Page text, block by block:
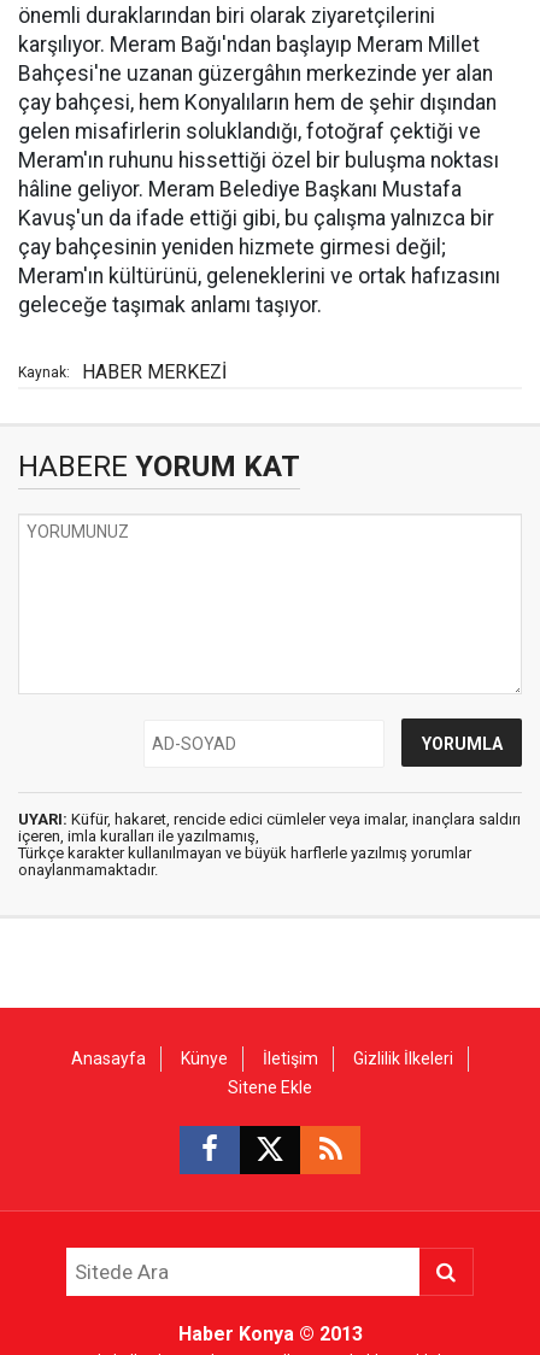
önemli duraklarından biri olarak ziyaretçilerini
karşılıyor. Meram Bağı'ndan başlayıp Meram Millet
Bahçesi'ne uzanan güzergâhın merkezinde yer alan
çay bahçesi, hem Konyalıların hem de şehir dışından
gelen misafirlerin soluklandığı, fotoğraf çektiği ve
Meram'ın ruhunu hissettiği özel bir buluşma noktası
hâline geliyor. Meram Belediye Başkanı Mustafa
Kavuş'un da ifade ettiği gibi, bu çalışma yalnızca bir
çay bahçesinin yeniden hizmete girmesi değil;
Meram'ın kültürünü, geleneklerini ve ortak hafızasını
geleceğe taşımak anlamı taşıyor.
Kaynak: HABER MERKEZİ
HABERE YORUM KAT
UYARI: Küfür, hakaret, rencide edici cümleler veya imalar, inançlara saldırı
içeren, imla kuralları ile yazılmamış,
Türkçe karakter kullanılmayan ve büyük harflerle yazılmış yorumlar
onaylanmamaktadır.
Anasayfa Künye İletişim
Gizlilik İlkeleri
Sitene Ekle
Haber Konya© 2013